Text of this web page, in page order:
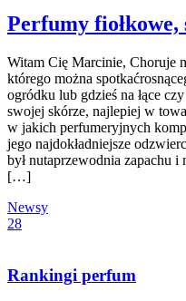
Perfumy
Witam Cię Marcinie, Choruje
którego można
ogródku lub gdzieś na łące
swojej skórze, najlepiej w
w jakich perfumeryjnych
jego najdokładniejsze
był nutaprzewodnia zapachu
[…]
Newsy
28
Rankingi perfum